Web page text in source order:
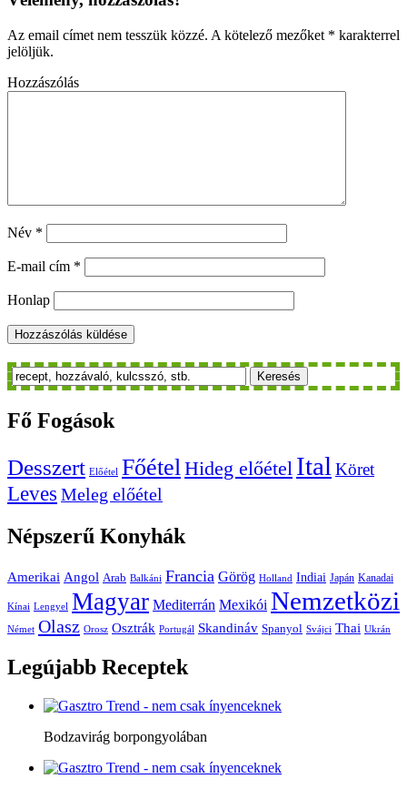
Az email címet nem tesszük közzé. A kötelező mezőket * karakterrel
jelöljük.
Hozzászólás
Név *
E-mail cím *
Honlap
Keresés
Fő Fogások
Desszert Előétel FőételHideg előétel Ital Köret
Leves Meleg előétel
Népszerű Konyhák
Amerikai Angol Arab Balkáni Francia Görög Holland Indiai Japán Kanadai
Kínai Lengyel Magyar Mediterrán Mexikói Nemzetközi
Német Olasz Orosz Osztrák Portugál Skandináv Spanyol Svájci Thai Ukrán
Legújabb Receptek
Bodzavirág borpongyolában